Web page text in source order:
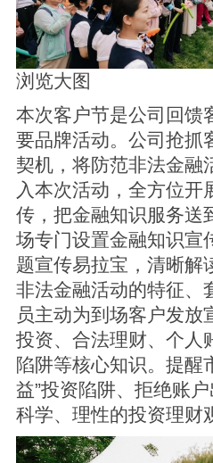
浏览大图
本次客户节是公司回馈
要品牌活动。公司抢抓
契机，将防范非法金融
入本次活动，全方位开
传，把金融知识服务送
场专门设置金融知识宣
题宣传易拉宝，清晰解
非法金融活动的特征、
员主动为到场客户发放
投资、合法理财、个人
陷阱等核心知识。提醒
益”投资陷阱、拒绝账
科学、理性的投资理财